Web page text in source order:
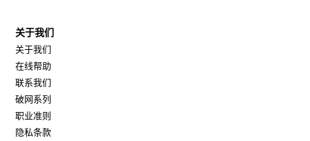
关于我们
关于我们
在线帮助
联系我们
破网系列
职业准则
隐私条款